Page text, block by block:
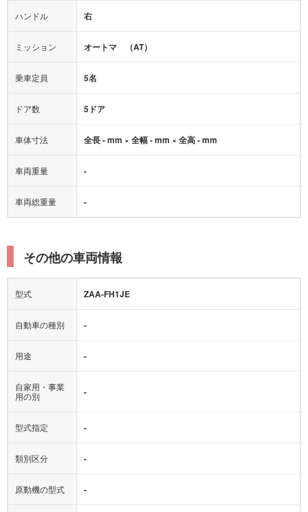
ヒルディセントコントロール
オートマチックハイビーム
ハンドル 右
ミッション オートマ （AT）
乗車定員 5名
ドア数 5ドア
車体寸法 全長 - mm × 全幅 - mm × 全高 - mm
車両重量 -
車両総重量 -
その他の車両情報
型式 ZAA-FH1JE
自動車の種別 -
用途 -
自家用・事業
用の別
-
型式指定 -
類別区分 -
原動機の型式 -